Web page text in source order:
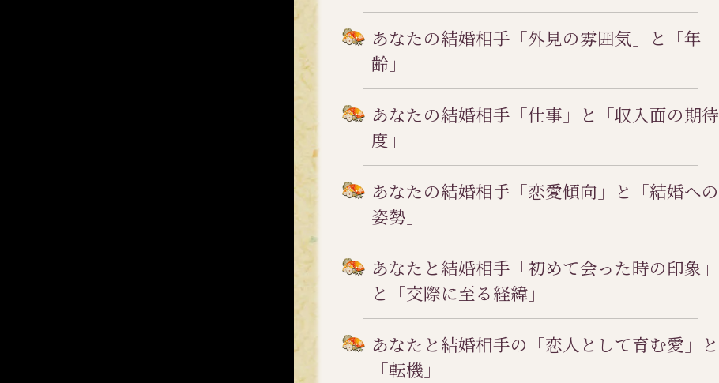
あなたの結婚相手「外見の雰囲気」と「年
齢」
あなたの結婚相手「仕事」と「収入面の期待
度」
あなたの結婚相手「恋愛傾向」と「結婚への
姿勢」
あなたと結婚相手「初めて会った時の印象」
と「交際に至る経緯」
あなたと結婚相手の「恋人として育む愛」と
「転機」